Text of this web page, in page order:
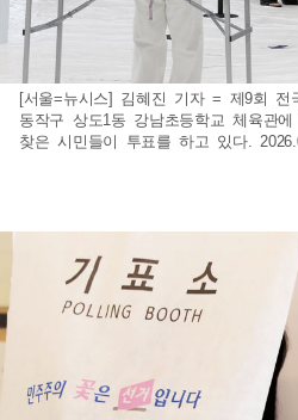
[서울=뉴시스] 김혜진 기자 = 제9회 전
동작구 상도1동 강남초등학교 체육관
찾은 시민들이 투표를 하고 있다.